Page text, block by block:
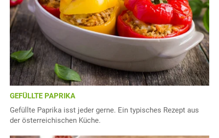
GEFÜLLTE PAPRIKA
Gefüllte Paprika isst jeder gerne. Ein typisches Rezept aus
der österreichischen Küche.